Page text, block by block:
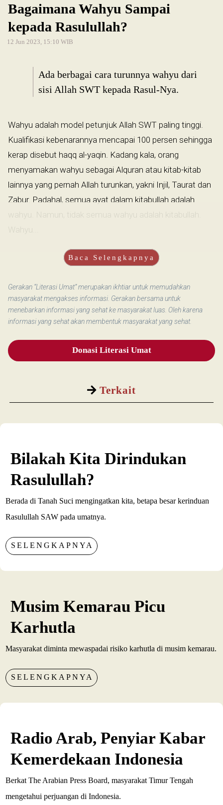
Terkait
Bagaimana Wahyu Sampai
kepada Rasulullah?
12 Jun 2023, 15:10 WIB
Ada berbagai cara turunnya wahyu dari
sisi Allah SWT kepada Rasul-Nya.
Wahyu adalah model petunjuk Allah SWT paling tinggi.
Kualifikasi kebenarannya mencapai 100 persen sehingga
kerap disebut haqq al-yaqin. Kadang kala, orang
menyamakan wahyu sebagai Alquran atau kitab-kitab
lainnya yang pernah Allah turunkan, yakni Injil, Taurat dan
Zabur. Padahal, semua ayat dalam kitabullah adalah
wahyu. Namun, tidak semua wahyu adalah kitabullah.
Wahyu...
Baca Selengkapnya
Gerakan “Literasi Umat” merupakan ikhtiar untuk memudahkan
masyarakat mengakses informasi. Gerakan bersama untuk
menebarkan informasi yang sehat ke masyarakat luas. Oleh karena
informasi yang sehat akan membentuk masyarakat yang sehat.
Donasi Literasi Umat
Bilakah Kita Dirindukan
Rasulullah?
Berada di Tanah Suci mengingatkan kita, betapa besar kerinduan
Rasulullah SAW pada umatnya.
SELENGKAPNYA
Musim Kemarau Picu
Karhutla
Masyarakat diminta mewaspadai risiko karhutla di musim kemarau.
SELENGKAPNYA
Radio Arab, Penyiar Kabar
Kemerdekaan Indonesia
Berkat The Arabian Press Board, masyarakat Timur Tengah
mengetahui perjuangan di Indonesia.